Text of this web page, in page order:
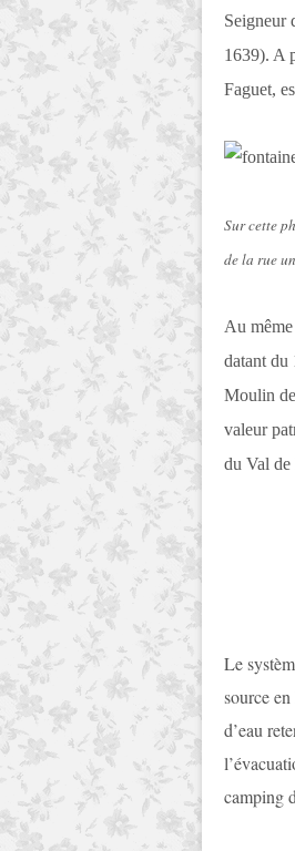
Seigneur
1639). A
Faguet,
Sur cette
de la rue
Au
datant du
Moulin
valeur
du Val
Le
source
d’eau
camping